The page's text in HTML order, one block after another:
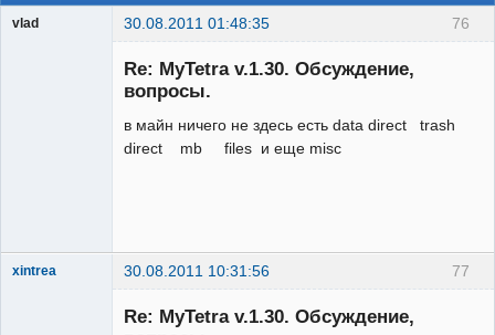
76
vlad 30.08.2011 01:48:35
Re: MyTetra v.1.30. Обсуждение,
вопросы.
в майн ничего не здесь есть data direct trash
direct mb files и еще misc
77
xintrea 30.08.2011 10:31:56
Re: MyTetra v.1.30. Обсуждение,